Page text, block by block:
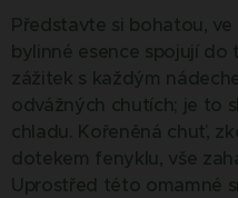
Představte si bohatou,
bylinné esence spojují
zážitek s každým
odvážných chutích; je to
chladu. Kořeněná chuť,
dotekem fenyklu, vše
Uprostřed této omamné